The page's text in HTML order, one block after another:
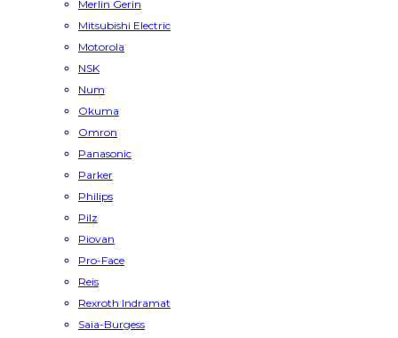
Merlin Gerin
Mitsubishi Electric
Motorola
NSK
Num
Okuma
Omron
Panasonic
Parker
Philips
Pilz
Piovan
Pro-Face
Reis
Rexroth Indramat
Saia-Burgess